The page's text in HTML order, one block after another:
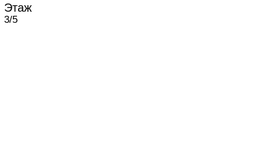
Этаж
3/5